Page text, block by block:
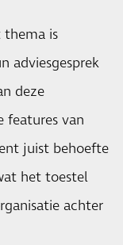
is
adviesgesprek
deze
features van
juist behoefte
het toestel
achter